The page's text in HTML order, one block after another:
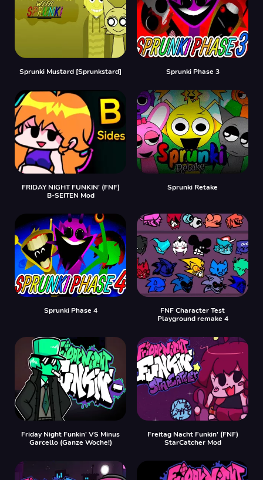
Sprunki Mustard [Sprunkstard] Sprunki Phase 3
FRIDAY NIGHT FUNKIN' (FNF)
B-SEITEN Mod
Sprunki Retake
Sprunki Phase 4
FNF Character Test
Playground remake 4
Friday Night Funkin' VS Minus
Garcello (Ganze Woche!)
Freitag Nacht Funkin' (FNF)
StarCatcher Mod